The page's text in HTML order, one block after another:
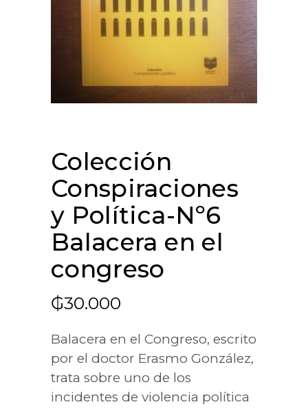
Colección
Conspiraciones
y Política-Nº6
Balacera en el
congreso
₲30.000
Balacera en el Congreso, escrito
por el doctor Erasmo González,
trata sobre uno de los
incidentes de violencia política